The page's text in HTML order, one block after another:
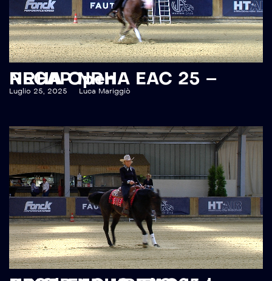
RECAP NRHA EAC 25 – NRHA Open
Luglio 25, 2025 Luca Mariggiò